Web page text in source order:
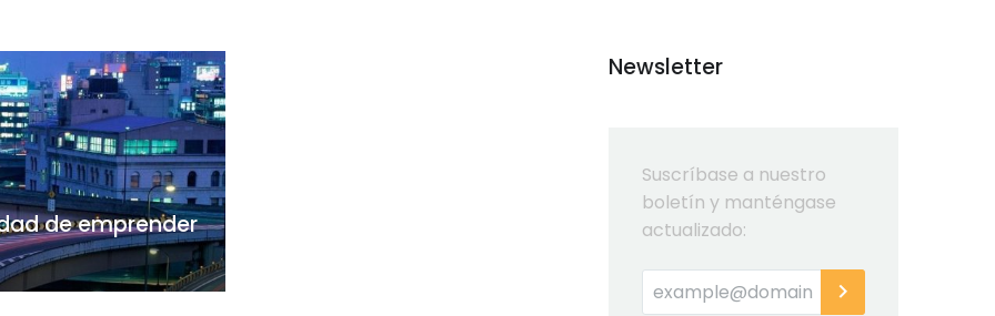
de emprender
Newsletter
Suscríbase a nuestro
boletín y manténgase
actualizado: